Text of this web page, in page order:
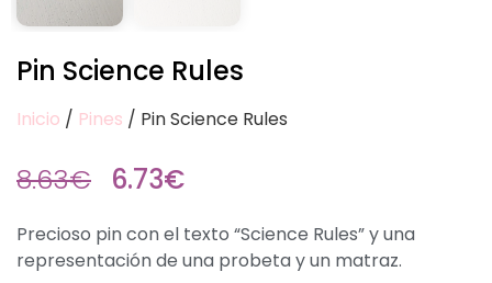
Pin Science Rules
Inicio / Pines / Pin Science Rules
8.63€ 6.73€
Precioso pin con el texto “Science Rules” y una
representación de una probeta y un matraz.